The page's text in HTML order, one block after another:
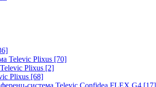
Televic Plixus [70]
Plixus [2]
Plixus [68]
система Televic Confidea FLEX G4 [17]